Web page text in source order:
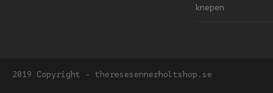
knepen
2019 Copyright - theresesennerholtshop.se